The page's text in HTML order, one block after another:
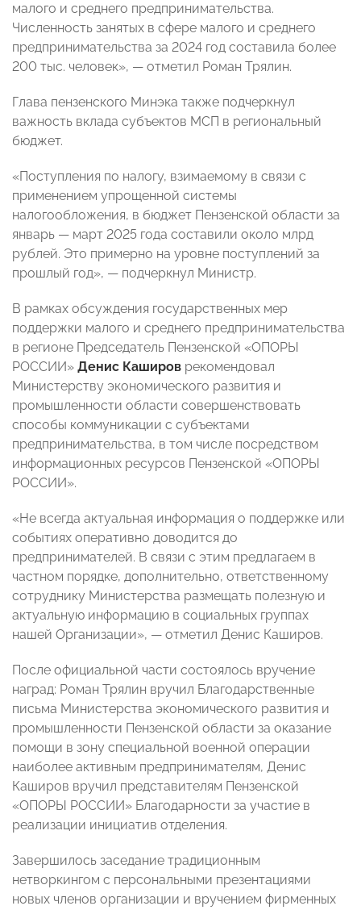
малого и среднего предпринимательства.
Численность занятых в сфере малого и среднего
предпринимательства за 2024 год составила более
200 тыс. человек», — отметил Роман Трялин.
Глава пензенского Минэка также подчеркнул
важность вклада субъектов МСП в региональный
бюджет.
«Поступления по налогу, взимаемому в связи с
применением упрощенной системы
налогообложения, в бюджет Пензенской области за
январь — март 2025 года составили около млрд
рублей. Это примерно на уровне поступлений за
прошлый год», — подчеркнул Министр.
В рамках обсуждения государственных мер
поддержки малого и среднего предпринимательства
в регионе Председатель Пензенской «ОПОРЫ
РОССИИ» Денис Каширов рекомендовал
Министерству экономического развития и
промышленности области совершенствовать
способы коммуникации с субъектами
предпринимательства, в том числе посредством
информационных ресурсов Пензенской «ОПОРЫ
РОССИИ».
«Не всегда актуальная информация о поддержке или
событиях оперативно доводится до
предпринимателей. В связи с этим предлагаем в
частном порядке, дополнительно, ответственному
сотруднику Министерства размещать полезную и
актуальную информацию в социальных группах
нашей Организации», — отметил Денис Каширов.
После официальной части состоялось вручение
наград: Роман Трялин вручил Благодарственные
письма Министерства экономического развития и
промышленности Пензенской области за оказание
помощи в зону специальной военной операции
наиболее активным предпринимателям, Денис
Каширов вручил представителям Пензенской
«ОПОРЫ РОССИИ» Благодарности за участие в
реализации инициатив отделения.
Завершилось заседание традиционным
нетворкингом с персональными презентациями
новых членов организации и вручением фирменных